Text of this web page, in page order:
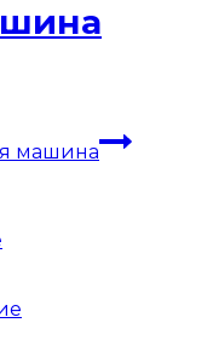
машина